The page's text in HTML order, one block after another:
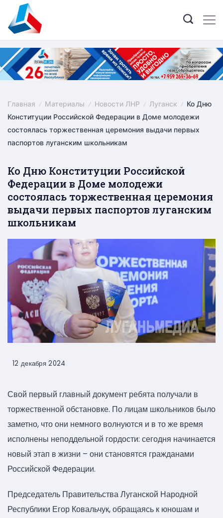
content
Главная Материалы Новости ЛНР Луганск
Ко Дню
Конституции Российской Федерации в Доме молодежи
состоялась торжественная церемония выдачи первых
паспортов луганским школьникам
Ко Дню Конституции Российской
Федерации в Доме молодежи
состоялась торжественная церемония
выдачи первых паспортов луганским
школьникам
12 декабря 2024
Свой первый главный документ ребята получали в
торжественной обстановке. По лицам школьников было
заметно, что они немного волнуются и в то же время
исполнены неподдельной гордости: сегодня начинается
новый этап в жизни – они становятся гражданами
Российской Федерации.
Председатель Правительства Луганской Народной
Республики Егор Ковальчук, обращаясь к юношам и